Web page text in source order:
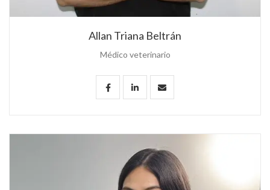
Allan Triana Beltrán
Médico veterinario